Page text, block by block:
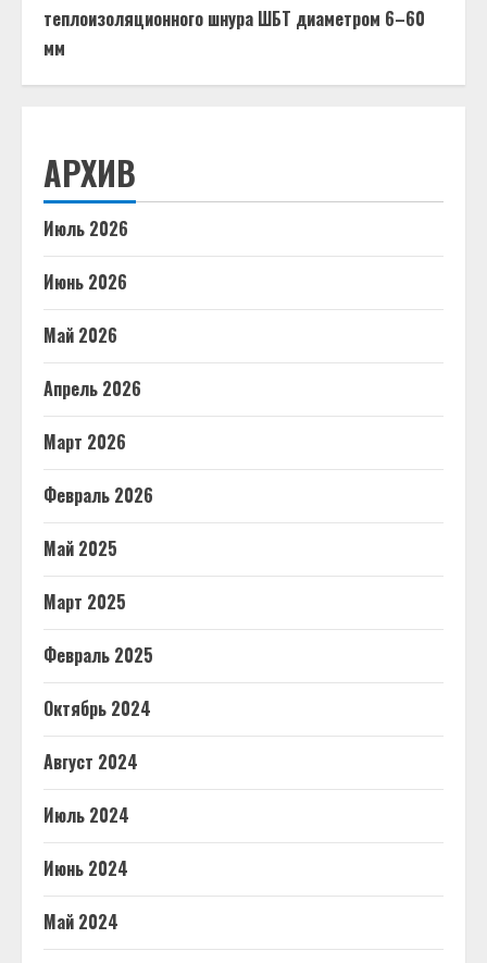
теплоизоляционного шнура ШБТ диаметром 6–60
мм
АРХИВ
Июль 2026
Июнь 2026
Май 2026
Апрель 2026
Март 2026
Февраль 2026
Май 2025
Март 2025
Февраль 2025
Октябрь 2024
Август 2024
Июль 2024
Июнь 2024
Май 2024